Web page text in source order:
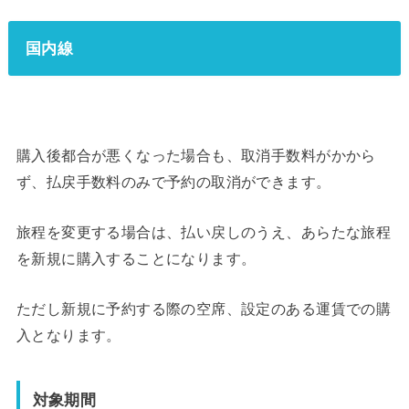
国内線
購入後都合が悪くなった場合も、取消手数料がかから
ず、払戻手数料のみで予約の取消ができます。
旅程を変更する場合は、払い戻しのうえ、あらたな旅程
を新規に購入することになります。
ただし新規に予約する際の空席、設定のある運賃での購
入となります。
対象期間